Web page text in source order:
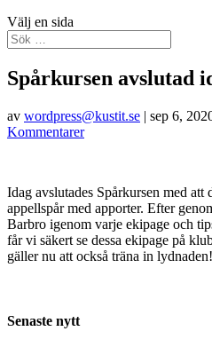
Välj en sida
Spårkursen avslutad
av wordpress@kustit.se | sep 6,
Kommentarer
Idag avslutades Spårkursen med att
appellspår med apporter. Efter
Barbro igenom varje ekipage och
får vi säkert se dessa ekipage på
gäller nu att också träna in
Senaste nytt